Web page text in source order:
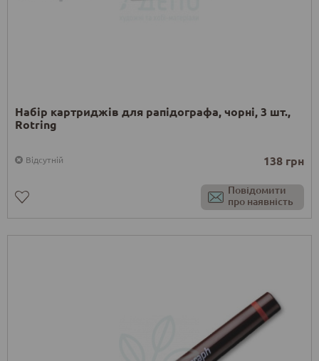
Набір картриджів для рапідографа, чорні, 3 шт.,
Rotring
Відсутній 138 грн
Повідомити
про наявність